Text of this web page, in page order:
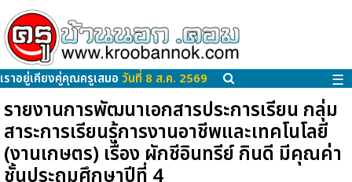
เราอยู่เคียงคู่คุณครูเสมอ วันที่ 8 ส.ค. 2569 ☰
รายงานการพัฒนาเอกสารประการเรียน กลุ่ม
สาระการเรียนรู้การงานอาชีพและเทคโนโลยี
(งานเกษตร) เรื่อง ผักชีอินทรีย์ กินดี มีคุณค่า